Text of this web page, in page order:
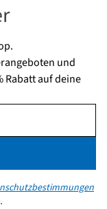
und
Rabatt auf deine